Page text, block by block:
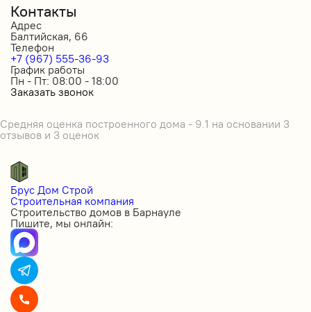
Контакты
Адрес
Балтийская, 66
Телефон
+7 (967) 555-36-93
График работы
Пн - Пт: 08:00 - 18:00
Заказать звонок
Средняя оценка построенного дома - 9.1 на основании 3
отзывов и 3 оценок
Брус Дом Строй
Строительная компания
Строительство домов в Барнауле
Пишите, мы онлайн: